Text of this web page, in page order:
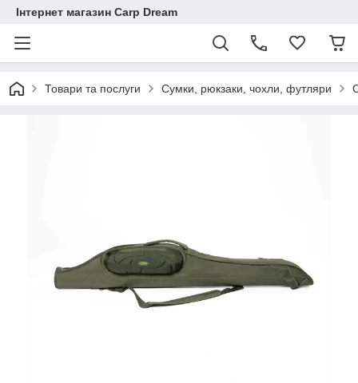
Інтернет магазин Carp Dream
Товари та послуги Сумки, рюкзаки, чохли, футляри